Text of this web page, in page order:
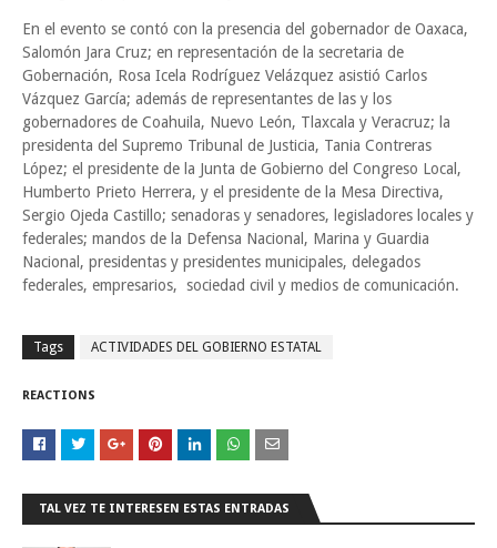
En el evento se contó con la presencia del gobernador de Oaxaca,
Salomón Jara Cruz; en representación de la secretaria de
Gobernación, Rosa Icela Rodríguez Velázquez asistió Carlos
Vázquez García; además de representantes de las y los
gobernadores de Coahuila, Nuevo León, Tlaxcala y Veracruz; la
presidenta del Supremo Tribunal de Justicia, Tania Contreras
López; el presidente de la Junta de Gobierno del Congreso Local,
Humberto Prieto Herrera, y el presidente de la Mesa Directiva,
Sergio Ojeda Castillo; senadoras y senadores, legisladores locales y
federales; mandos de la Defensa Nacional, Marina y Guardia
Nacional, presidentas y presidentes municipales, delegados
federales, empresarios, sociedad civil y medios de comunicación.
Tags ACTIVIDADES DEL GOBIERNO ESTATAL
REACTIONS
TAL VEZ TE INTERESEN ESTAS ENTRADAS